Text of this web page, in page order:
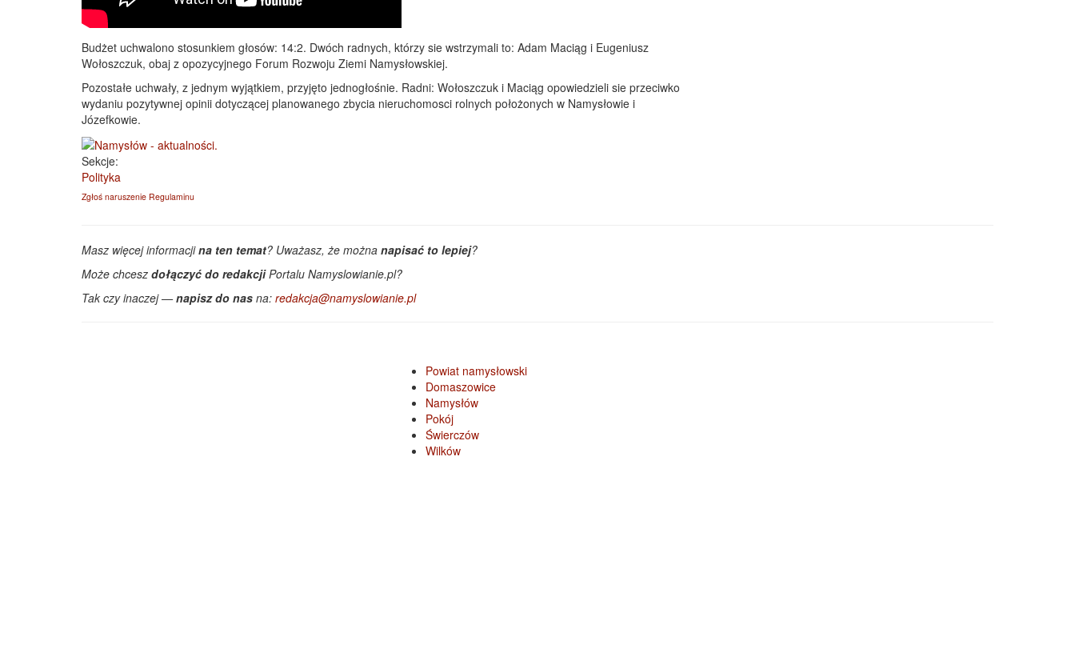
Budżet uchwalono stosunkiem głosów: 14:2. Dwóch radnych, którzy sie wstrzymali to: Adam Maciąg i Eugeniusz
Wołoszczuk, obaj z opozycyjnego Forum Rozwoju Ziemi Namysłowskiej.
Pozostałe uchwały, z jednym wyjątkiem, przyjęto jednogłośnie. Radni: Wołoszczuk i Maciąg opowiedzieli sie przeciwko
wydaniu pozytywnej opinii dotyczącej planowanego zbycia nieruchomosci rolnych położonych w Namysłowie i
Józefkowie.
Sekcje:
Polityka
Zgłoś naruszenie Regulaminu
Masz więcej informacjina ten temat? Uważasz, że można napisać to lepiej?
Może chcesz dołączyć do redakcjiPortalu Namyslowianie.pl?
Tak czy inaczej —napisz do nas na: redakcja@namyslowianie.pl
Powiat namysłowski
Domaszowice
Namysłów
Pokój
Świerczów
Wilków